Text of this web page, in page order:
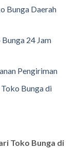
Bunga Daerah
24 Jam
Pengiriman
Bunga di
Toko Bunga di